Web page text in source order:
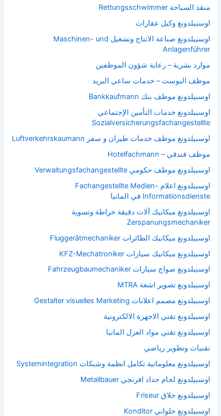
منقذ السباحة Rettungsschwimmer
اوسبيلدونغ وكيل عقارات
اوسبيلدونغ صناعة الانتاج وتشغيل Maschinen- und
Anlagenführer
موارد بشرية – رعاية شؤون الموظفين
موظف البوست – خدمات ساعي البريد
اوسبيلدونغ موظف بنك Bankkaufmann
اوسبيلدونغ خدمات التأمين الإجتماعي
Sozialversicherungsfachangestellte
اوسبيلدونغ موظف خدمات طيران و سفر Luftverkehrskaumann
موظف فندقي – Hotelfachmann
اوسبيلدونغ موظف حكومي Verwaltungsfachangestellte
اوسبيلدونغ اعلام Fachangestellte Medien-
Informationsdienste في المانيا
اوسبيلدونغ ميكانيك آلات دقيقة خراطة وتسوية
Zerspanungsmechaniker
اوسبيلدونغ ميكانيك الطائرات Fluggerätmechaniker
اوسبيلدونغ ميكانيك سيارات KFZ-Mechatroniker
اوسبيلدونغ صواج سيارات Fahrzeugbaumechaniker
اوسبيلدونغ تصوير اشعة MTRA
اوسبيلدونغ مصمم اعلانات Gestalter visuelles Marketing
اوسبيلدونغ تقني الاجهزة الالكترونية
اوسبيلدونغ تقني مواد العزل المانيا
تقنيات وتطوير رياضي
اوسبيلدونغ معلوماتية تكامل انظمة وشبكات Systemintegration
اوسبيلدونغ لحام حداد افرنجي Metallbauer
اوسبيلدونغ حلاق Friseur
اوسبيلدونغ حلواني Konditor